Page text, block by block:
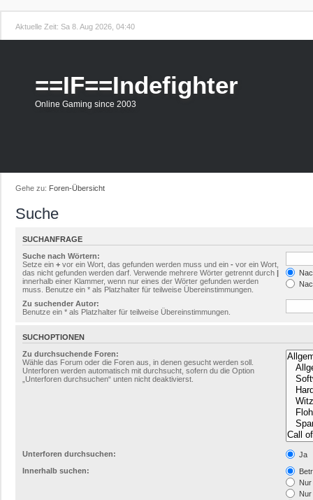
Aktuelle Zeit: Sa 8. Aug 2026, 04:40
==IF==Indefighter
Online Gaming since 2003
Gehe zu: Foren-Übersicht
Suche
SUCHANFRAGE
Suche nach Wörtern:
Setze ein + vor ein Wort, das gefunden werden muss und ein - vor ein Wort,
das nicht gefunden werden darf. Verwende mehrere Wörter getrennt durch |
innerhalb einer Klammer, wenn nur eines der Wörter gefunden werden
muss. Benutze ein * als Platzhalter für teilweise Übereinstimmungen.
Zu suchender Autor:
Benutze ein * als Platzhalter für teilweise Übereinstimmungen.
SUCHOPTIONEN
Zu durchsuchende Foren:
Wähle das Forum oder die Foren aus, in denen gesucht werden soll.
Unterforen werden automatisch mit durchsucht, sofern du die Option
„Unterforen durchsuchen“ unten nicht deaktivierst.
Unterforen durchsuchen:
Ja
Innerhalb suchen: